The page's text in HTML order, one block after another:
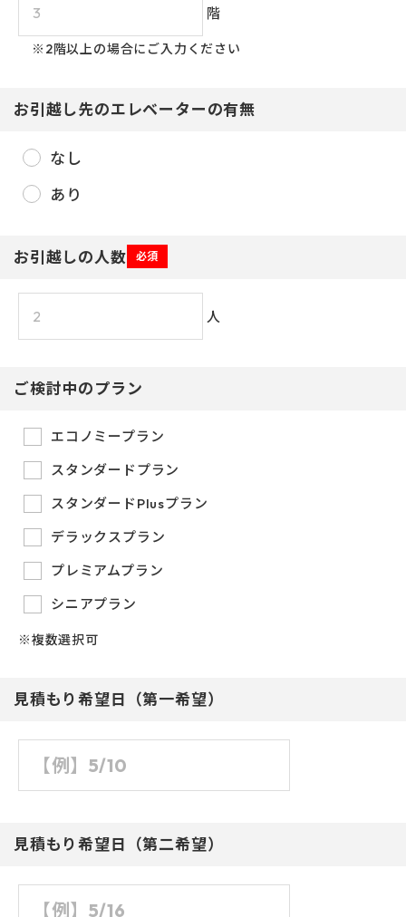
階
※2階以上の場合にご入力ください
お引越し先のエレベーターの有無
なし
あり
お引越しの人数 必須
人
ご検討中のプラン
エコノミープラン
スタンダードプラン
スタンダードPlusプラン
デラックスプラン
プレミアムプラン
シニアプラン
※複数選択可
見積もり希望日（第一希望）
見積もり希望日（第二希望）